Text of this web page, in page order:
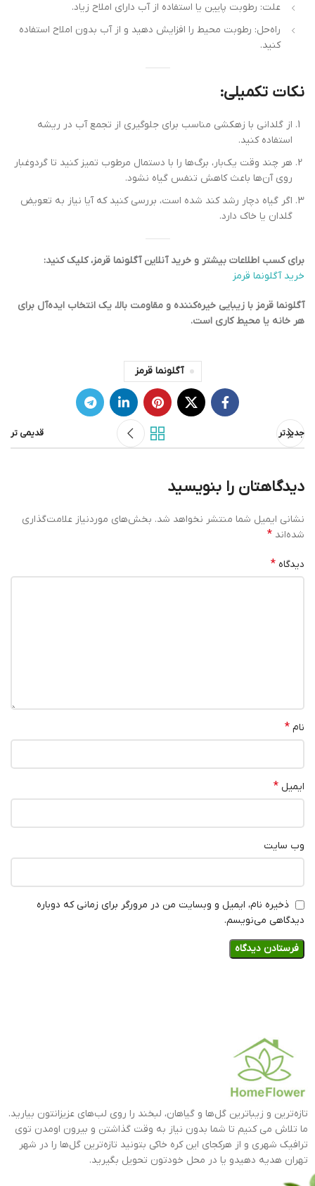
علت: رطوبت پایین یا استفاده از آب دارای املاح زیاد.
راه‌حل: رطوبت محیط را افزایش دهید و از آب بدون املاح استفاده
کنید.
نکات تکمیلی:
از گلدانی با زهکشی مناسب برای جلوگیری از تجمع آب در ریشه
استفاده کنید.
هر چند وقت یک‌بار، برگ‌ها را با دستمال مرطوب تمیز کنید تا گردوغبار
روی آن‌ها باعث کاهش تنفس گیاه نشود.
اگر گیاه دچار رشد کند شده است، بررسی کنید که آیا نیاز به تعویض
گلدان یا خاک دارد.
برای کسب اطلاعات بیشتر و خرید آنلاین آگلونما قرمز، کلیک کنید:
خرید آگلونما قرمز
آگلونما قرمز با زیبایی خیره‌کننده و مقاومت بالا، یک انتخاب ایده‌آل برای
هر خانه یا محیط کاری است.
آگلونما قرمز
جدیدتر قدیمی تر
دیدگاهتان را بنویسید
نشانی ایمیل شما منتشر نخواهد شد. بخش‌های موردنیاز علامت‌گذاری
شده‌اند *
دیدگاه *
نام *
ایمیل *
وب‌ سایت
ذخیره نام، ایمیل و وبسایت من در مرورگر برای زمانی که دوباره
دیدگاهی می‌نویسم.
تازه‌ترین و زیباترین گل‌ها و گیاهان، لبخند را روی لب‌های عزیزانتون بیارید.
ما تلاش می کنیم تا شما بدون نیاز به وقت گذاشتن و بیرون اومدن توی
ترافیک شهری و از هرکجای این کره خاکی بتونید تازه‌ترین گل‌ها را در شهر
تهران هدیه دهیدو یا در محل خودتون تحویل بگیرید.